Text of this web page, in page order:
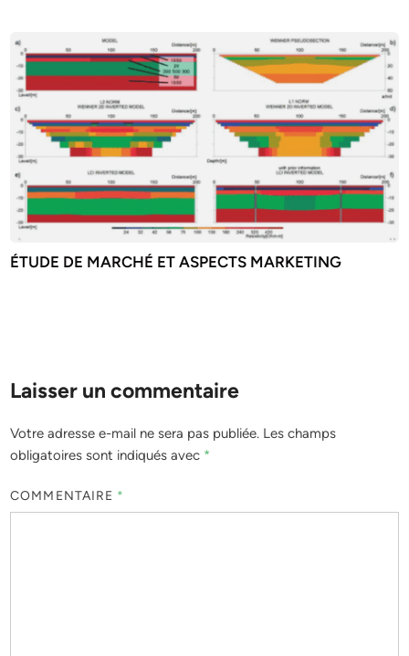
ÉTUDE DE MARCHÉ ET ASPECTS MARKETING
Laisser un commentaire
Votre adresse e-mail ne sera pas publiée. Les champs
obligatoires sont indiqués avec *
COMMENTAIRE *